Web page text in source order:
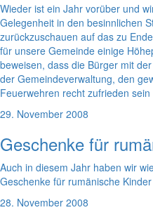
Wieder ist ein Jahr vorüber und
Gelegenheit in den besinnlichen
zurückzuschauen auf das zu
für unsere Gemeinde einige
beweisen, dass die Bürger mit
der Gemeindeverwaltung, den
Feuerwehren recht zufrieden sein
29. November 2008
Geschenke für
Auch in diesem Jahr haben wir
Geschenke für rumänische
28. November 2008